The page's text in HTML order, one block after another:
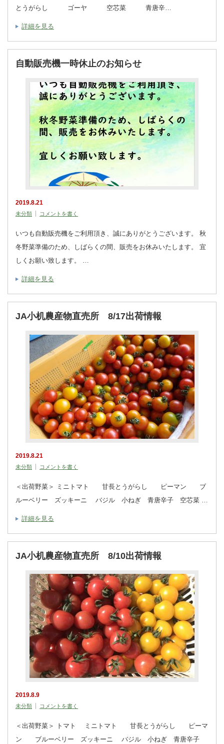
とうがらし ゴーヤ 空芯菜 青唐辛…
詳細を見る
自動販売機一時休止のお知らせ
2019.8.21
未分類 コメントを書く
いつも自動販売機をご利用頂き、誠にありがとうございます。 秋
冬野菜準備のため、しばらくの間、販売をお休みいたします。 宜
しくお願い致します。 …
詳細を見る
JA小机農産物直売所 8/17出荷情報
2019.8.21
未分類 コメントを書く
＜出荷野菜＞ ミニトマト 甘長とうがらし ピーマン ブ
ルーベリー ズッキーニ バジル 小ねぎ 青唐辛子 空芯菜 …
詳細を見る
JA小机農産物直売所 8/10出荷情報
2019.8.9
未分類 コメントを書く
＜出荷野菜＞ トマト ミニトマト 甘長とうがらし ピーマ
ン ブルーベリー ズッキーニ バジル 小ねぎ 青唐辛子